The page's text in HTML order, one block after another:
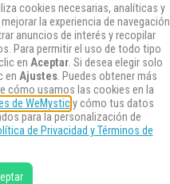
cookies necesarias, analíticas y
la experiencia de navegación
anuncios de interés y recopilar
Para permitir el uso de todo tipo
en Aceptar. Si desea elegir solo
en Ajustes. Puedes obtener más
cómo usamos las cookies en la
de WeMysticy cómo tus datos
para la personalización de
de Privacidad y Términos de